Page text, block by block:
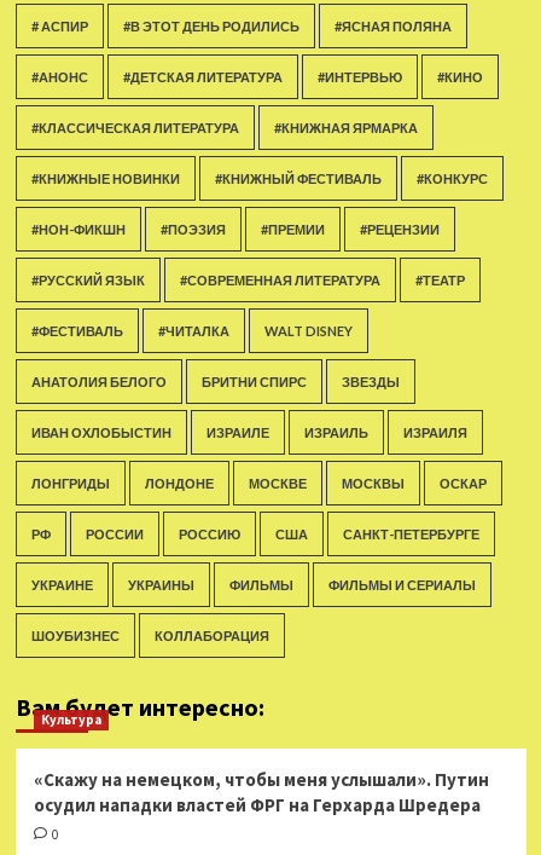
# АСПИР #В ЭТОТ ДЕНЬ РОДИЛИСЬ #ЯСНАЯ ПОЛЯНА
#АНОНС #ДЕТСКАЯ ЛИТЕРАТУРА #ИНТЕРВЬЮ #КИНО
#КЛАССИЧЕСКАЯ ЛИТЕРАТУРА #КНИЖНАЯ ЯРМАРКА
#КНИЖНЫЕ НОВИНКИ #КНИЖНЫЙ ФЕСТИВАЛЬ #КОНКУРС
#НОН-ФИКШН #ПОЭЗИЯ #ПРЕМИИ #РЕЦЕНЗИИ
#РУССКИЙ ЯЗЫК #СОВРЕМЕННАЯ ЛИТЕРАТУРА #ТЕАТР
#ФЕСТИВАЛЬ #ЧИТАЛКА WALT DISNEY
АНАТОЛИЯ БЕЛОГО БРИТНИ СПИРС ЗВЕЗДЫ
ИВАН ОХЛОБЫСТИН ИЗРАИЛЕ ИЗРАИЛЬ ИЗРАИЛЯ
ЛОНГРИДЫ ЛОНДОНЕ МОСКВЕ МОСКВЫ ОСКАР
РФ РОССИИ РОССИЮ США САНКТ-ПЕТЕРБУРГЕ
УКРАИНЕ УКРАИНЫ ФИЛЬМЫ ФИЛЬМЫ И СЕРИАЛЫ
ШОУБИЗНЕС КОЛЛАБОРАЦИЯ
Вам будет интересно:
Культура
«Скажу на немецком, чтобы меня услышали». Путин
осудил нападки властей ФРГ на Герхарда Шредера
0